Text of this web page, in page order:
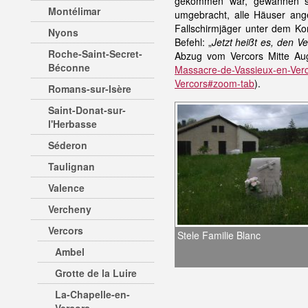
Montélimar
Nyons
Roche-Saint-Secret-
Béconne
Romans-sur-Isère
Saint-Donat-sur-
l'Herbasse
Séderon
Taulignan
Valence
Vercheny
Vercors
Ambel
Grotte de la Luire
La-Chapelle-en-
umgebracht, alle Häuser
Fallschirmjäger unter dem
Befehl: „Jetzt heißt es, den
Abzug vom Vercors Mitte
Massacre-de-Vassieux-en-
Vercors#zoom-tab).
Stele Familie Blanc